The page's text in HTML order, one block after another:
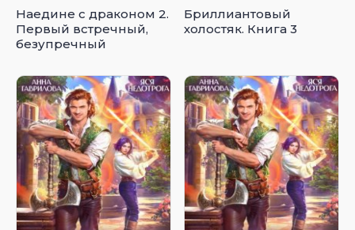
Наедине с драконом 2.
Первый встречный,
безупречный
Бриллиантовый
холостяк. Книга 3